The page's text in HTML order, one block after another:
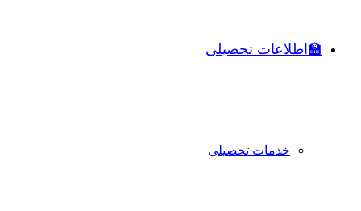
🏫اطلاعات تحصیلی
خدمات تحصیلی